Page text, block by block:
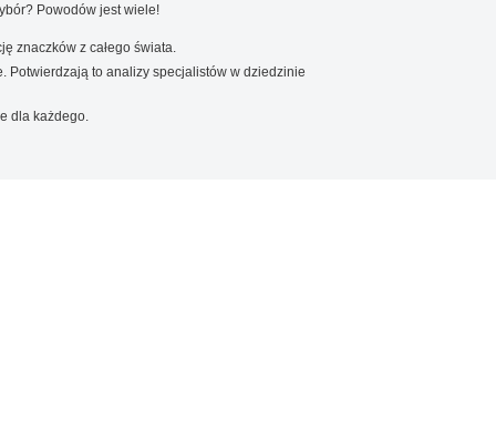
Powodów jest wiele!
znaczków z całego świata.
Potwierdzają to analizy specjalistów w dziedzinie
dla każdego.